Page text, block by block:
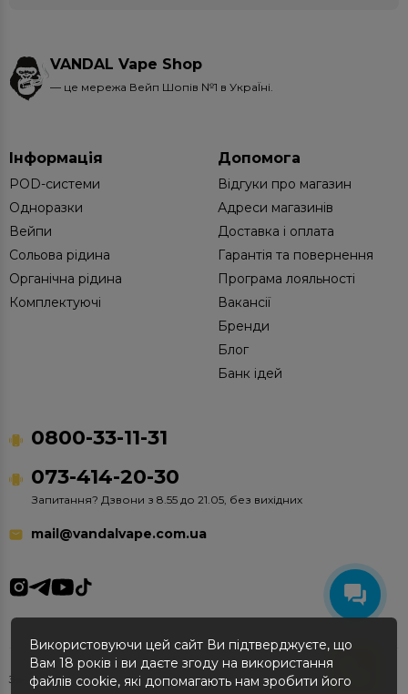
VANDAL Vape Shop
— це мережа Вейп Шопів №1 в УкраЇні.
Інформація
POD-системи
Одноразки
Вейпи
Сольова рідина
Органічна рідина
Комплектуючі
Допомога
Відгуки про магазин
Адреси магазинів
Доставка і оплата
Гарантія та повернення
Програма лояльності
Вакансії
Бренди
Блог
Банк ідей
0800-33-11-31
073-414-20-30
Запитання? Дзвони з 8.55 до 21.05, без вихідних
mail@vandalvape.com.ua
Зроблено в Vandal Vape © 2012-2026
Використовуючи цей сайт Ви підтверджуєте, що
Вам 18 років і ви даєте згоду на використання
файлів cookie, які допомагають нам зробити його